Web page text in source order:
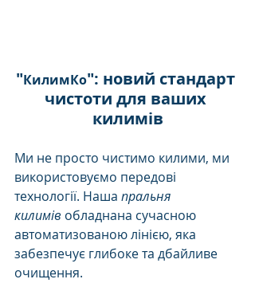
"КилимКо": новий стандарт
чистоти для ваших
килимів
Ми не просто чистимо килими, ми
використовуємо передові
технології. Наша пральня
килимів обладнана сучасною
автоматизованою лінією, яка
забезпечує глибоке та дбайливе
очищення.